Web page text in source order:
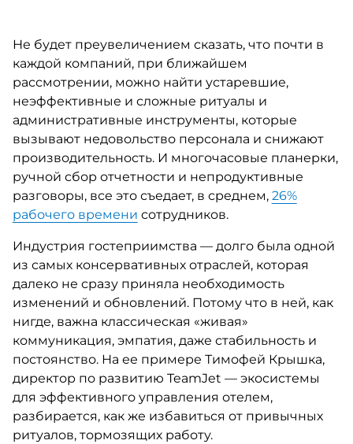
Не будет преувеличением сказать, что почти в
каждой компаний, при ближайшем
рассмотрении, можно найти устаревшие,
неэффективные и сложные ритуалы и
административные инструменты, которые
вызывают недовольство персонала и снижают
производительность. И многочасовые планерки,
ручной сбор отчетности и непродуктивные
разговоры, все это съедает, в среднем, 26%
рабочего времени сотрудников.
Индустрия гостеприимства — долго была одной
из самых консервативных отраслей, которая
далеко не сразу приняла необходимость
изменений и обновлений. Потому что в ней, как
нигде, важна классическая «живая»
коммуникация, эмпатия, даже стабильность и
постоянство. На ее примере Тимофей Крышка,
директор по развитию TeamJet — экосистемы
для эффективного управления отелем,
разбирается, как же избавиться от привычных
ритуалов, тормозящих работу.